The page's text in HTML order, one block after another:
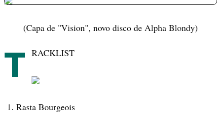
(Capa de "Vision", novo disco de Alpha Blondy)
T RACKLIST
1. Rasta Bourgeois